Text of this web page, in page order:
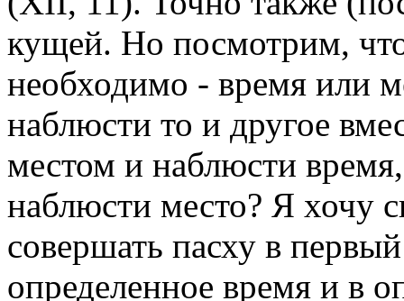
кущей. Но посмотрим,
необходимо - время или
наблюсти то и другое
местом и наблюсти
наблюсти место? Я хочу
совершать пасху в
определенное время и в